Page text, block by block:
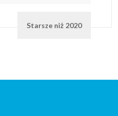
Starsze niż 2020